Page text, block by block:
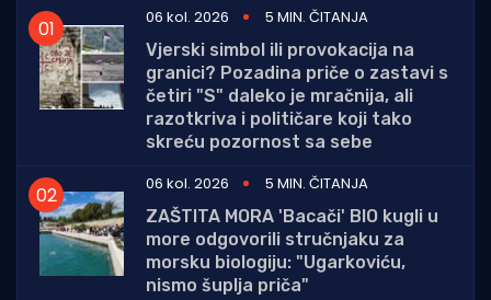
06 kol. 2026
5 MIN. ČITANJA
Vjerski simbol ili provokacija na
granici? Pozadina priče o zastavi s
četiri "S" daleko je mračnija, ali
razotkriva i političare koji tako
skreću pozornost sa sebe
06 kol. 2026
5 MIN. ČITANJA
ZAŠTITA MORA 'Bacači' BIO kugli u
more odgovorili stručnjaku za
morsku biologiju: "Ugarkoviću,
nismo šuplja priča"